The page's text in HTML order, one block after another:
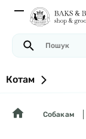
Котам
Собакам